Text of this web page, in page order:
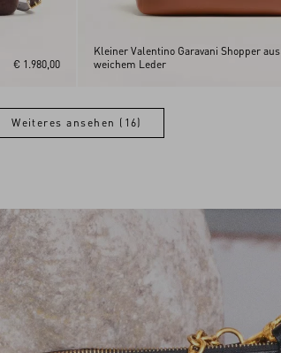
€ 1.980,00
Kleiner Valentino Garavani Shopper aus
weichem Leder
Weiteres ansehen (16)